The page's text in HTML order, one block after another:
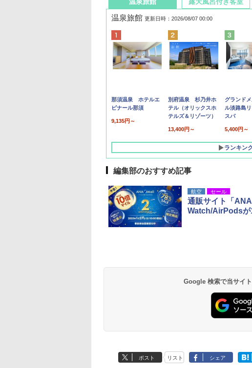
温泉旅館 更新日時：2026/08/07 00:00
那須温泉 ホテルエ
ピナール那須
9,135円～
別府温泉 杉乃井ホ
テル（オリックスホ
テルズ＆リゾーツ）
13,400円～
グランド
ル淡路島
スパ
5,400円～
ランキン
10,450円～
19,541円～
7,950円～
5,758円～
編集部のおすすめ記事
航空 セール
通販サイト「
Watch/AirPodsが
Google 検索で当サイ
ポスト リスト シェア